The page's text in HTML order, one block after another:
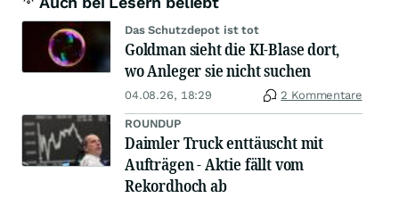
Das Schutzdepot ist tot
Goldman sieht die KI-Blase dort,
wo Anleger sie nicht suchen
04.08.26, 18:29 2 Kommentare
ROUNDUP
Daimler Truck enttäuscht mit
Aufträgen - Aktie fällt vom
Rekordhoch ab